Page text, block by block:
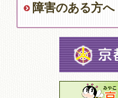
障害のある方へ